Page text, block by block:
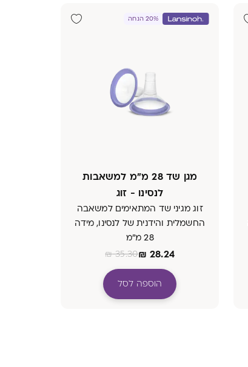
20% הנחה
מגן שד 28 מ״מ למשאבות
לנסינו - זוג
זוג מגיני שד המתאימים למשאבה
החשמלית והידנית של לנסינו, מידה
28 מ״מ
₪ 28.24
₪35.30
הוספה לסל